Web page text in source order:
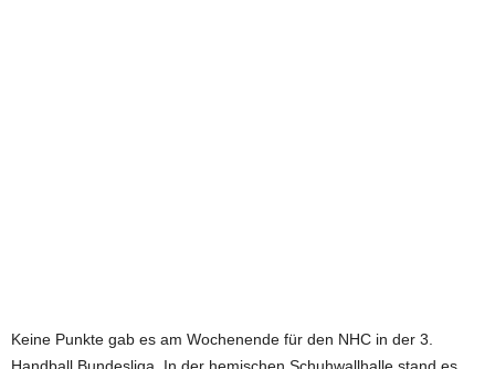
Keine Punkte gab es am Wochenende für den NHC in der 3.